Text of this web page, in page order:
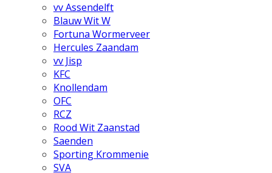
vv Assendelft
Blauw Wit W
Fortuna Wormerveer
Hercules Zaandam
vv Jisp
KFC
Knollendam
OFC
RCZ
Rood Wit Zaanstad
Saenden
Sporting Krommenie
SVA